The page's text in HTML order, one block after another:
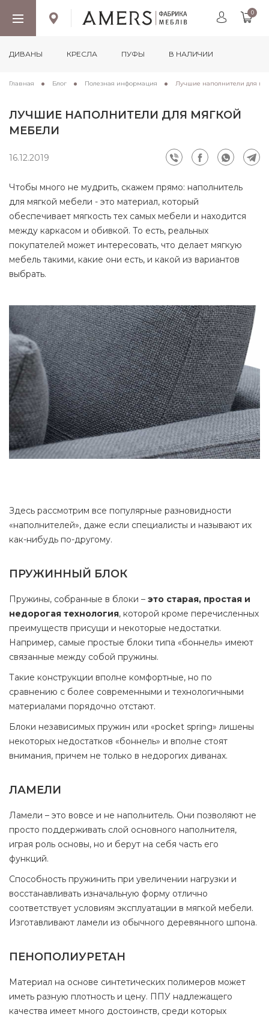
0
ДИВАНЫ КРЕСЛА ПУФЫ В НАЛИЧИИ
Главная Блог Полезная информация Лучшие наполнители для
ЛУЧШИЕ НАПОЛНИТЕЛИ ДЛЯ МЯГКОЙ
МЕБЕЛИ
16.12.2019
Чтобы много не мудрить, скажем прямо: наполнитель
для мягкой мебели - это материал, который
обеспечивает мягкость тех самых мебели и находится
между каркасом и обивкой. То есть, реальных
покупателей может интересовать, что делает мягкую
мебель такими, какие они есть, и какой из вариантов
выбрать.
Здесь рассмотрим все популярные разновидности
«наполнителей», даже если специалисты и называют их
как-нибудь по-другому.
ПРУЖИННЫЙ БЛОК
Пружины, собранные в блоки – это старая, простая и
недорогая технология, которой кроме перечисленных
преимуществ присущи и некоторые недостатки.
Например, самые простые блоки типа «боннель» имеют
связанные между собой пружины.
Такие конструкции вполне комфортные, но по
сравнению с более современными и технологичными
материалами порядочно отстают.
Блоки независимых пружин или «pocket spring» лишены
некоторых недостатков «боннель» и вполне стоят
внимания, причем не только в недорогих диванах.
ЛАМЕЛИ
Ламели – это вовсе и не наполнитель. Они позволяют не
просто поддерживать слой основного наполнителя,
играя роль основы, но и берут на себя часть его
функций.
Способность пружинить при увеличении нагрузки и
восстанавливать изначальную форму отлично
соответствует условиям эксплуатации в мягкой мебели.
Изготавливают ламели из обычного деревянного шпона.
ПЕНОПОЛИУРЕТАН
Материал на основе синтетических полимеров может
иметь разную плотность и цену. ППУ надлежащего
качества имеет много достоинств, среди которых